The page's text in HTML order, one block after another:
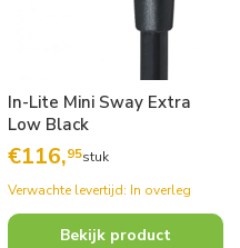
In-Lite Mini Sway Extra
Low Black
€116,95stuk
Verwachte levertijd: In overleg
Bekijk product